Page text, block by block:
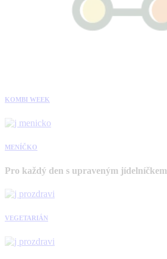
KOMBI WEEK
MENÍČKO
Pro každý den s upraveným jídelníčkem
VEGETARIÁN